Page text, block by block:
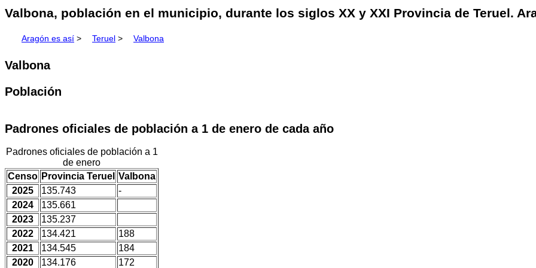
Valbona, población en el municipio, durante los siglos XX y XXI Provincia de Teruel.
Aragón es así > Teruel > Valbona
Valbona
Población
Padrones oficiales de población a 1 de enero de cada año
Padrones oficiales de población a 1
de enero
Censo Provincia Teruel Valbona
2025
135.743
-
2024
135.661
2023
135.237
2022
134.421
188
2021
134.545
184
2020
134.176
172